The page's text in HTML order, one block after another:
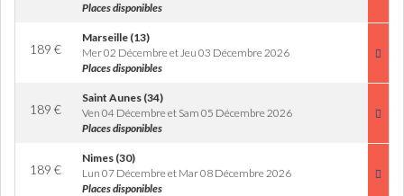
Places disponibles
189 €
Marseille (13)
Mer 02 Décembre et Jeu 03 Décembre 2026
Places disponibles
189 €
Saint Aunes (34)
Ven 04 Décembre et Sam 05 Décembre 2026
Places disponibles
189 €
Nimes (30)
Lun 07 Décembre et Mar 08 Décembre 2026
Places disponibles